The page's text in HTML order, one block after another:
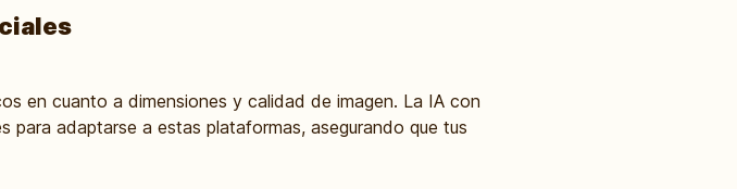
en cuanto a dimensiones y calidad de imagen. La IA con
adaptarse a estas plataformas, asegurando que tus